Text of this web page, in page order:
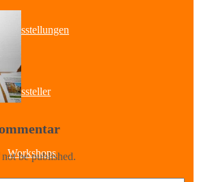
Ausstellungen
Aussteller
Workshops
be published.